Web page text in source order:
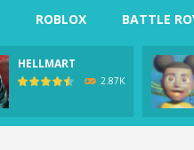
ROBLOX BATTLE
HELLMART
2.87K